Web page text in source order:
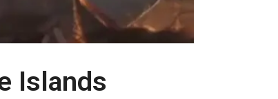
Islands